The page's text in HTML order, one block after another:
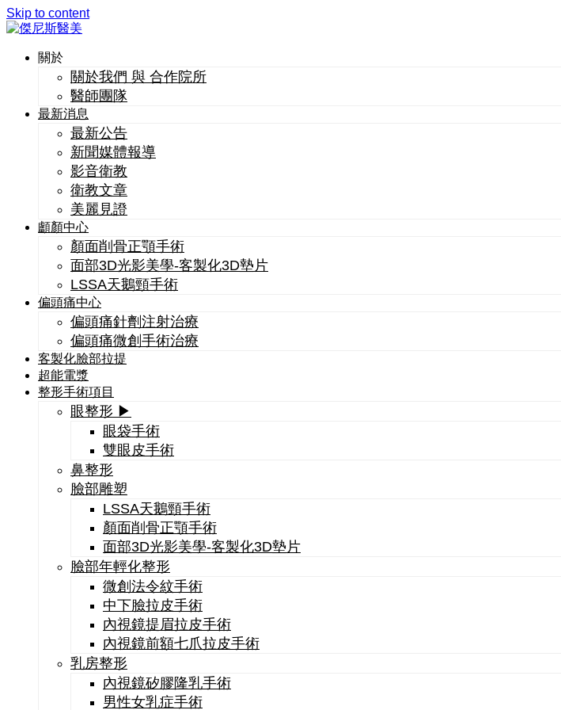
Skip to content
關於
關於我們 與 合作院所
醫師團隊
最新消息
最新公告
新聞媒體報導
影音衛教
衛教文章
美麗見證
顱顏中心
顏面削骨正顎手術
面部3D光影美學-客製化3D墊片
LSSA天鵝頸手術
偏頭痛中心
偏頭痛針劑注射治療
偏頭痛微創手術治療
客製化臉部拉提
超能電漿
整形手術項目
眼整形 ▶
眼袋手術
雙眼皮手術
鼻整形
臉部雕塑
LSSA天鵝頸手術
顏面削骨正顎手術
面部3D光影美學-客製化3D墊片
臉部年輕化整形
微創法令紋手術
中下臉拉皮手術
內視鏡提眉拉皮手術
內視鏡前額七爪拉皮手術
乳房整形
內視鏡矽膠隆乳手術
男性女乳症手術